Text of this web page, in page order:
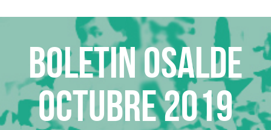
Boletin Osalde
octubre 2019